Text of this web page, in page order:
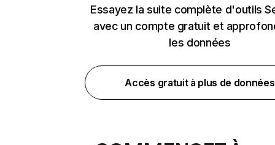
Essayez la suite complète d'outils
avec un compte gratuit et
les données
Accès gratuit à plus de données